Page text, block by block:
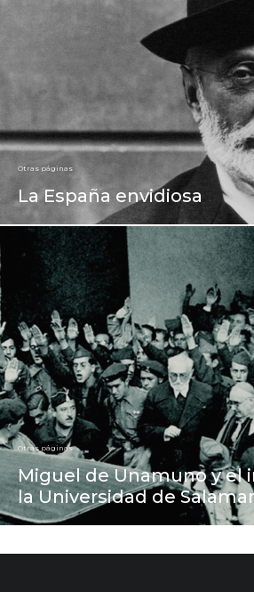
Otras páginas
La España envidiosa
Otras páginas
Miguel de Unamuno y el
la Universidad de